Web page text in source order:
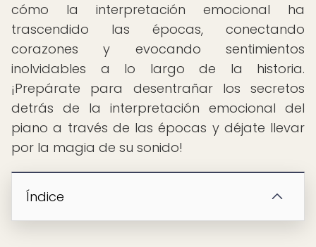
cómo la interpretación emocional ha
trascendido las épocas, conectando
corazones y evocando sentimientos
inolvidables a lo largo de la historia.
¡Prepárate para desentrañar los secretos
detrás de la interpretación emocional del
piano a través de las épocas y déjate llevar
por la magia de su sonido!
Índice